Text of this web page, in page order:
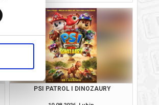
PSI PATROL I DINOZAURY